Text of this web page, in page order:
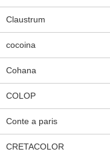
Claustrum
cocoina
Cohana
COLOP
Conte a paris
CRETACOLOR